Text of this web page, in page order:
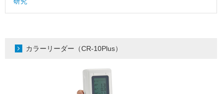
カラーリーダー（CR-10Plus）